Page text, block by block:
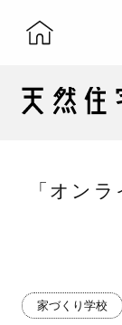
「オン
家づくり学校